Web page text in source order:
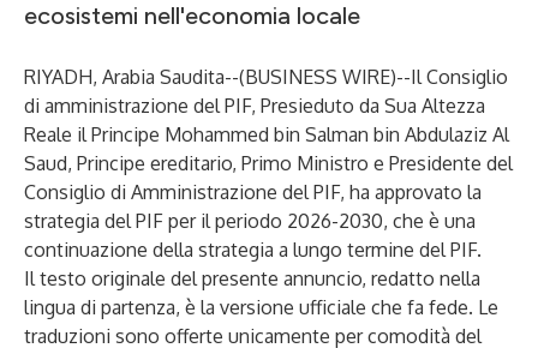
ecosistemi nell'economia locale
RIYADH, Arabia Saudita--(BUSINESS WIRE)--Il Consiglio
di amministrazione del PIF, Presieduto da Sua Altezza
Reale il Principe Mohammed bin Salman bin Abdulaziz Al
Saud, Principe ereditario, Primo Ministro e Presidente del
Consiglio di Amministrazione del PIF, ha approvato la
strategia del PIF per il periodo 2026-2030, che è una
continuazione della strategia a lungo termine del PIF.
Il testo originale del presente annuncio, redatto nella
lingua di partenza, è la versione ufficiale che fa fede. Le
traduzioni sono offerte unicamente per comodità del